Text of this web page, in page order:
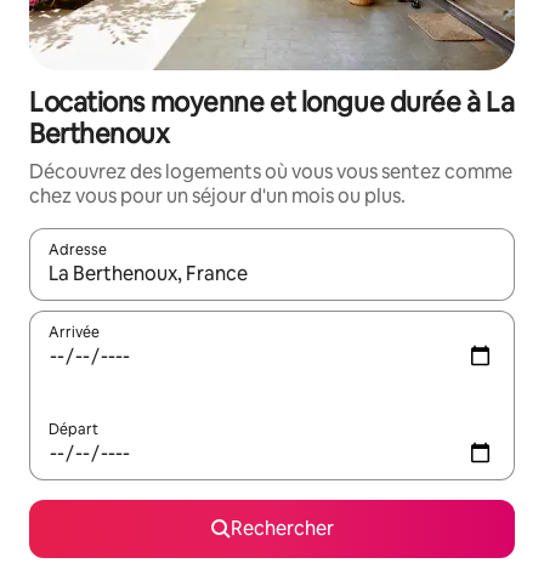
Locations moyenne et longue durée à La
Berthenoux
Découvrez des logements où vous vous sentez comme
chez vous pour un séjour d'un mois ou plus.
Adresse
Lorsque les résultats s'affichent, utilisez les flèches vers le
Arrivée
Départ
Rechercher